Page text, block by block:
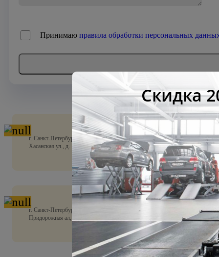
Принимаю правила обработки персональных
г. Санкт-Петербург,
Хасанская ул., д. 1
г. Санкт-Петербург,
Придорожная ал, д.10